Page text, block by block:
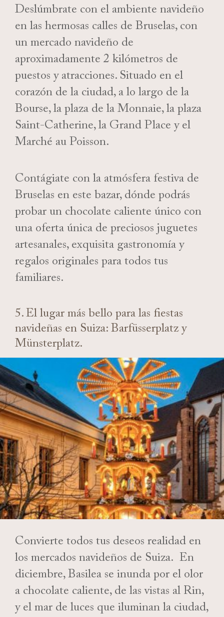
Deslúmbrate con el ambiente navideño
en las hermosas calles de Bruselas, con
un mercado navideño de
aproximadamente 2 kilómetros de
puestos y atracciones. Situado en el
corazón de la ciudad, a lo largo de la
Bourse, la plaza de la Monnaie, la plaza
Saint-Catherine, la Grand Place y el
Marché au Poisson.
Contágiate con la atmósfera festiva de
Bruselas en este bazar, dónde podrás
probar un chocolate caliente único con
una oferta única de preciosos juguetes
artesanales, exquisita gastronomía y
regalos originales para todos tus
familiares.
5. El lugar más bello para las fiestas
navideñas en Suiza: Barfüsserplatz y
Münsterplatz.
Convierte todos tus deseos realidad en
los mercados navideños de Suiza. En
diciembre, Basilea se inunda por el olor
a chocolate caliente, de las vistas al Rin,
y el mar de luces que iluminan la ciudad,